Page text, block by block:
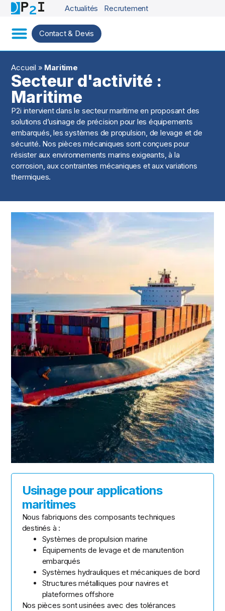
Actualités Recrutement
Contact & Devis
Accueil » Maritime
Secteur d'activité :
Maritime
P2i intervient dans le secteur maritime en proposant des
solutions d’usinage de précision pour les équipements
embarqués, les systèmes de propulsion, de levage et de
sécurité. Nos pièces mécaniques sont conçues pour
résister aux environnements marins exigeants, à la
corrosion, aux contraintes mécaniques et aux variations
thermiques.
Usinage pour applications
maritimes
Nous fabriquons des composants techniques
destinés à :
Systèmes de propulsion marine
Équipements de levage et de manutention
embarqués
Systèmes hydrauliques et mécaniques de bord
Structures métalliques pour navires et
plateformes offshore
Nos pièces sont usinées avec des tolérances